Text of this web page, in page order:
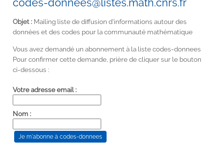
codes-donnees@listes.math.cnrs.fr
Objet : Mailing liste de diffusion d'informations autour des
données et des codes pour la communauté mathématique
Vous avez demandé un abonnement à la liste codes-donnees
Pour confirmer cette demande, prière de cliquer sur le bouton
ci-dessous :
Votre adresse email :
Nom :